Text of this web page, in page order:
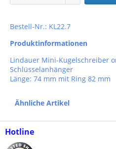
Bestell-Nr.: KL22.7
Produktinformationen
Lindauer Mini-Kugelschreiber
Schlüsselanhänger
Länge: 74 mm mit Ring 82 mm
Ähnliche Artikel
Hotline